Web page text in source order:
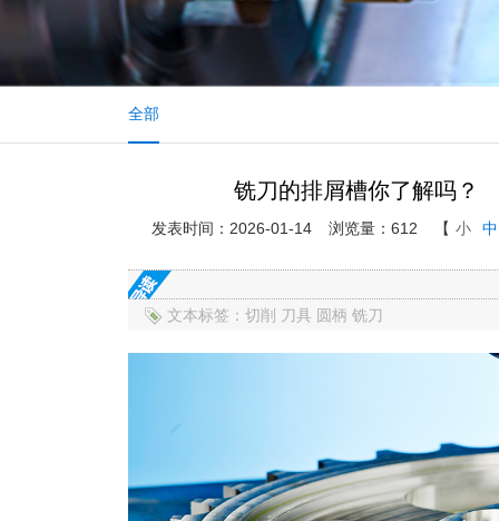
全部
铣刀的排屑槽你了解吗？
发表时间：2026-01-14 浏览量：612 【 小 中
文本标签：切削 刀具 圆柄 铣刀